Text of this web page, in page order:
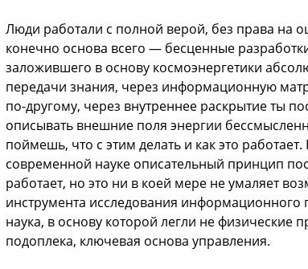
Люди работали с полной верой, без права на
конечно основа всего — бесценные
заложившего в основу космоэнергетики
передачи знания, через информационную
по-другому, через внутреннее раскрытие ты
описывать внешние поля энергии
поймешь, что с этим делать и как это
современной науке описательный принцип
работает, но это ни в коей мере не умаляет
инструмента исследования информационного
наука, в основу которой легли не физические
подоплека, ключевая основа управления.